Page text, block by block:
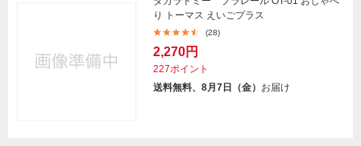
り トーマス えいごプラス
(28)
2,270円
227ポイント
送料無料、8月7日（金） お届け